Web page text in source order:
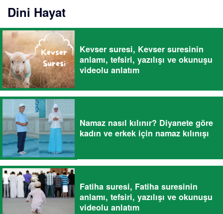
Dini Hayat
Kevser suresi, Kevser suresinin
anlamı, tefsiri, yazılışı ve okunuşu
videolu anlatım
Namaz nasıl kılınır? Diyanete göre
kadın ve erkek için namaz kılınışı
Fatiha suresi, Fatiha suresinin
anlamı, tefsiri, yazılışı ve okunuşu
videolu anlatım